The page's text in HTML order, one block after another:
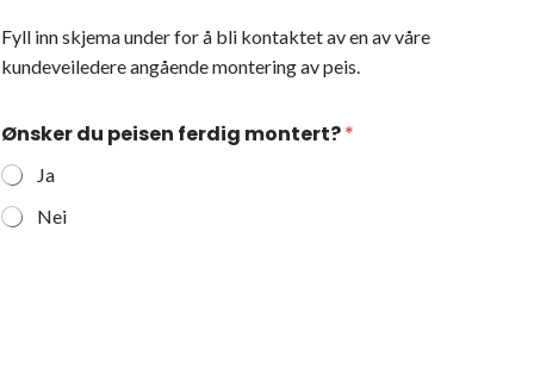
Fyll inn skjema under for å bli kontaktet av en av våre
kundeveiledere angående montering av peis.
Ønsker du peisen ferdig montert?*
Ja
Nei